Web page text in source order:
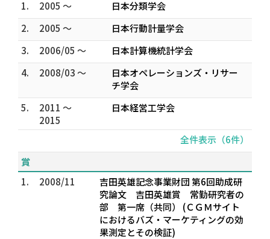
1.
2005 ～
日本分類学会
2.
2005 ～
日本行動計量学会
3.
2006/05 ～
日本計算機統計学会
4.
2008/03 ～
日本オペレーションズ・リサー
チ学会
5.
2011 ～
2015
日本経営工学会
全件表示（6件）
賞
1.
2008/11
吉田英雄記念事業財団 第6回助成研
究論文 吉田英雄賞 常勤研究者の
部 第一席（共同） (ＣＧＭサイト
におけるバズ・マーケティングの効
果測定とその検証)